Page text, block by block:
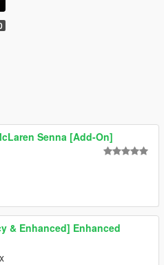
Senna [Add-On]
& Enhanced] Enhanced